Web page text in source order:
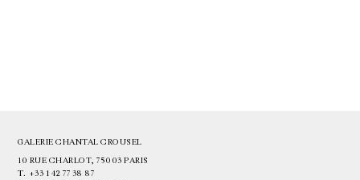
GALERIE CHANTAL CROUSEL
10 RUE CHARLOT, 75003 PARIS
T. +33 1 42 77 38 87